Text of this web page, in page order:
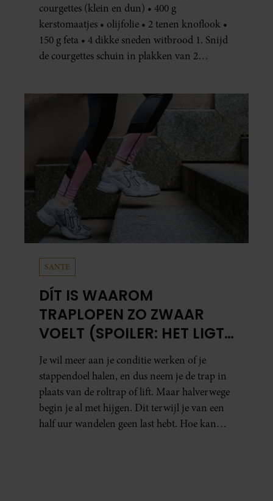
courgettes (klein en dun) • 400 g
kerstomaatjes • olijfolie • 2 tenen knoflook •
150 g feta • 4 dikke sneden witbrood 1. Snijd
de courgettes schuin in plakken van 2
SANTE
DÍT IS WAAROM
TRAPLOPEN ZO ZWAAR
VOELT (SPOILER: HET LIGT
NIET AAN JE CONDITIE)
Je wil meer aan je conditie werken of je
stappendoel halen, en dus neem je de trap in
plaats van de roltrap of lift. Maar halverwege
begin je al met hijgen. Dit terwijl je van een
half uur wandelen geen last hebt. Hoe kan